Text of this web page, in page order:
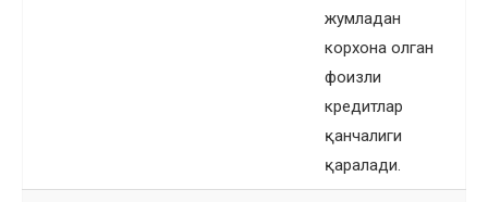
жумладан
корхона олган
фоизли
кредитлар
қанчалиги
қаралади.